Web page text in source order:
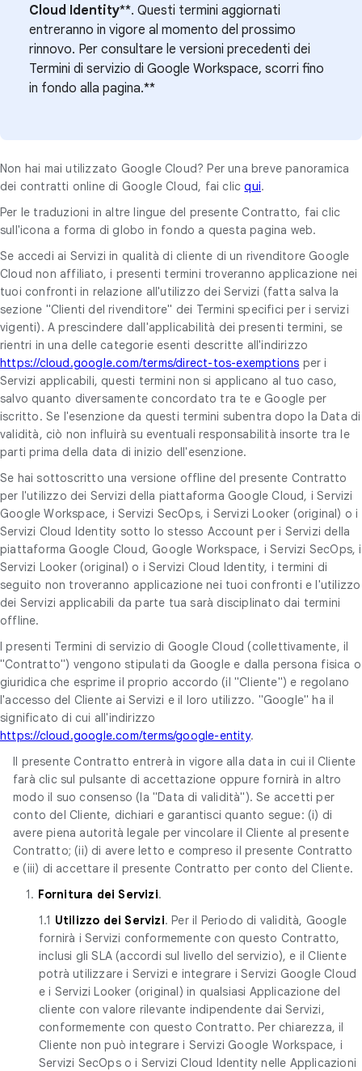
Cloud Identity**. Questi termini aggiornati
entreranno in vigore al momento del prossimo
rinnovo. Per consultare le versioni precedenti dei
Termini di servizio di Google Workspace, scorri fino
in fondo alla pagina.**
Non hai mai utilizzato Google Cloud? Per una breve panoramica
dei contratti online di Google Cloud, fai clicqui.
Per le traduzioni in altre lingue del presente Contratto, fai clic
sull'icona a forma di globo in fondo a questa pagina web.
Se accedi ai Servizi in qualità di cliente di un rivenditore Google
Cloud non affiliato, i presenti termini troveranno applicazione nei
tuoi confronti in relazione all'utilizzo dei Servizi (fatta salva la
sezione "Clienti del rivenditore" dei Termini specifici per i servizi
vigenti). A prescindere dall'applicabilità dei presenti termini, se
rientri in una delle categorie esenti descritte all'indirizzo
https://cloud.google.com/terms/direct-tos-exemptions per i
Servizi applicabili, questi termini non si applicano al tuo caso,
salvo quanto diversamente concordato tra te e Google per
iscritto. Se l'esenzione da questi termini subentra dopo la Data di
validità, ciò non influirà su eventuali responsabilità insorte tra le
parti prima della data di inizio dell'esenzione.
Se hai sottoscritto una versione offline del presente Contratto
per l'utilizzo dei Servizi della piattaforma Google Cloud, i Servizi
Google Workspace, i Servizi SecOps, i Servizi Looker (original) o i
Servizi Cloud Identity sotto lo stesso Account per i Servizi della
piattaforma Google Cloud, Google Workspace, i Servizi SecOps, i
Servizi Looker (original) o i Servizi Cloud Identity, i termini di
seguito non troveranno applicazione nei tuoi confronti e l'utilizzo
dei Servizi applicabili da parte tua sarà disciplinato dai termini
offline.
I presenti Termini di servizio di Google Cloud (collettivamente, il
"Contratto") vengono stipulati da Google e dalla persona fisica o
giuridica che esprime il proprio accordo (il "Cliente") e regolano
l'accesso del Cliente ai Servizi e il loro utilizzo. "Google" ha il
significato di cui all'indirizzo
https://cloud.google.com/terms/google-entity.
Il presente Contratto entrerà in vigore alla data in cui il Cliente
farà clic sul pulsante di accettazione oppure fornirà in altro
modo il suo consenso (la "Data di validità"). Se accetti per
conto del Cliente, dichiari e garantisci quanto segue: (i) di
avere piena autorità legale per vincolare il Cliente al presente
Contratto; (ii) di avere letto e compreso il presente Contratto
e (iii) di accettare il presente Contratto per conto del Cliente.
1. Fornitura dei Servizi.
1.1 Utilizzo dei Servizi. Per il Periodo di validità, Google
fornirà i Servizi conformemente con questo Contratto,
inclusi gli SLA (accordi sul livello del servizio), e il Cliente
potrà utilizzare i Servizi e integrare i Servizi Google Cloud
e i Servizi Looker (original) in qualsiasi Applicazione del
cliente con valore rilevante indipendente dai Servizi,
conformemente con questo Contratto. Per chiarezza, il
Cliente non può integrare i Servizi Google Workspace, i
Servizi SecOps o i Servizi Cloud Identity nelle Applicazioni